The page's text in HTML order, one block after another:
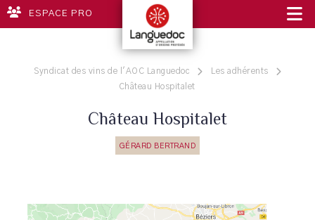
ESPACE PRO
Syndicat des vins de l'AOC Languedoc
Les adhérents
Château Hospitalet
Château Hospitalet
GÉRARD BERTRAND